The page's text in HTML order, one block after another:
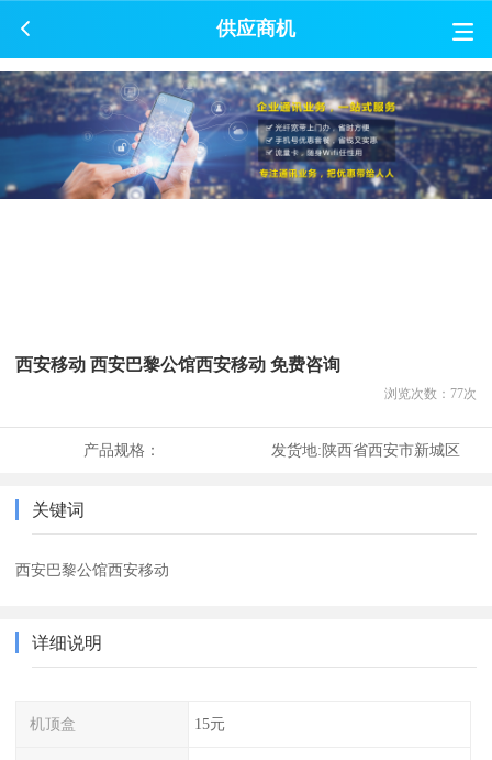
供应商机
西安移动 西安巴黎公馆西安移动 免费咨询
浏览次数： 77次
产品规格： 发货地:陕西省西安市新城区
关键词
西安巴黎公馆西安移动
详细说明
机顶盒 15元